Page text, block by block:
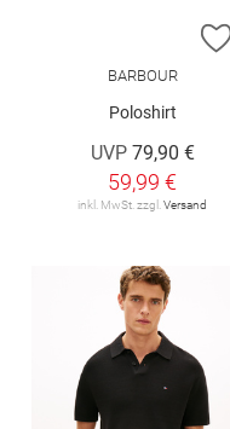
BARBOUR
Poloshirt
UVP 79,90 €
59,99 €
inkl. MwSt. zzgl. Versand